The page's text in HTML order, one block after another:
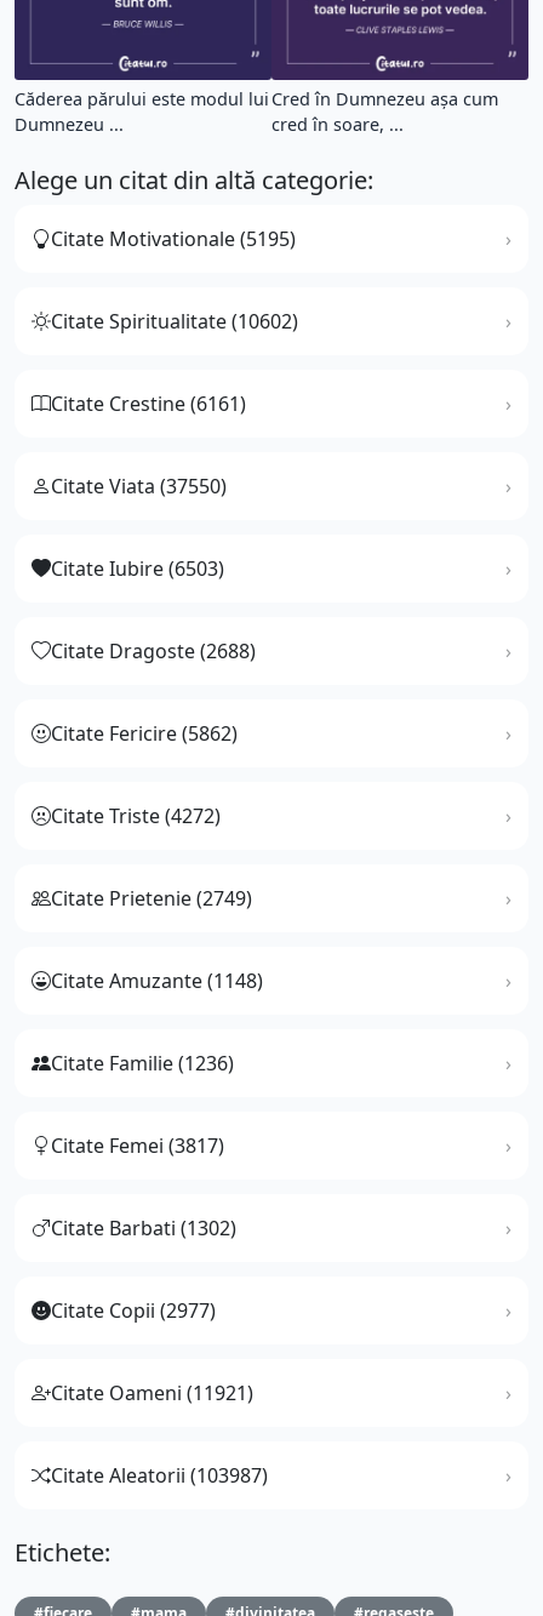
Căderea părului este modul lui
Dumnezeu ...
Cred în Dumnezeu aşa cum
cred în soare, ...
Alege un citat din altă categorie:
Citate Motivationale (5195)
Citate Spiritualitate (10602)
Citate Crestine (6161)
Citate Viata (37550)
Citate Iubire (6503)
Citate Dragoste (2688)
Citate Fericire (5862)
Citate Triste (4272)
Citate Prietenie (2749)
Citate Amuzante (1148)
Citate Familie (1236)
Citate Femei (3817)
Citate Barbati (1302)
Citate Copii (2977)
Citate Oameni (11921)
Citate Aleatorii (103987)
Etichete: